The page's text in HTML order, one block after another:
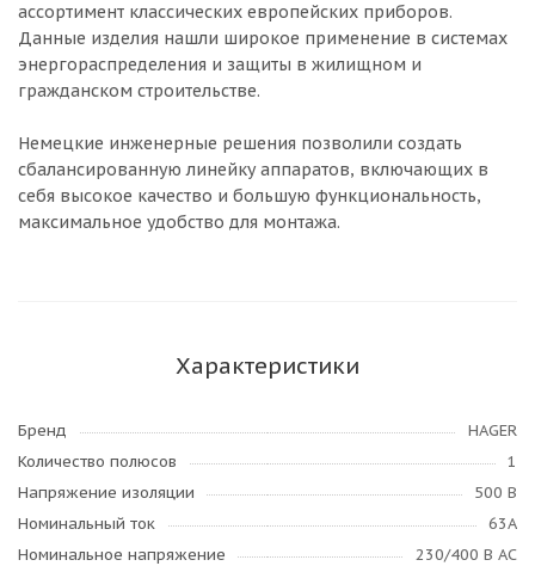
ассортимент классических европейских приборов.
Данные изделия нашли широкое применение в системах
энергораспределения и защиты в жилищном и
гражданском строительстве.
Немецкие инженерные решения позволили создать
сбалансированную линейку аппаратов, включающих в
себя высокое качество и большую функциональность,
максимальное удобство для монтажа.
Характеристики
Бренд
HAGER
Количество полюсов
1
Напряжение изоляции
500 В
Номинальный ток
63А
Номинальное напряжение
230/400 В AC